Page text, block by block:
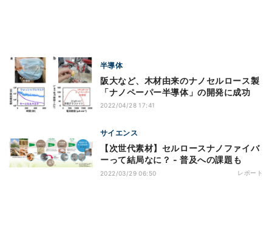
半導体
阪大など、木材由来のナノセルロース製
「ナノペーパー半導体」の開発に成功
2022/04/28 17:41
サイエンス
【次世代素材】セルロースナノファイバ
ーって結局なに？ - 普及への課題も
2022/03/29 06:50 レポート